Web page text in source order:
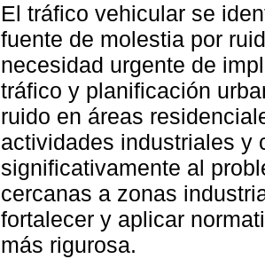
El tráfico vehicular se
fuente de molestia por
necesidad urgente de
tráfico y planificación
ruido en áreas
actividades industriales y
significativamente al
cercanas a zonas
fortalecer y aplicar
más rigurosa.